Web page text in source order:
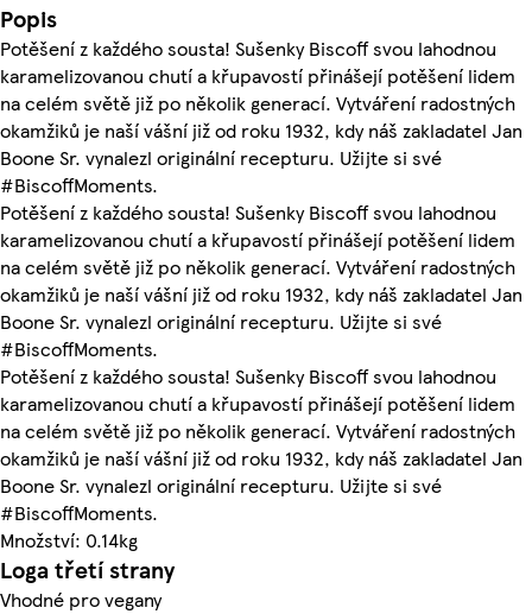
Popis
Potěšení z každého sousta! Sušenky Biscoff svou lahodnou
karamelizovanou chutí a křupavostí přinášejí potěšení lidem
na celém světě již po několik generací. Vytváření radostných
okamžiků je naší vášní již od roku 1932, kdy náš zakladatel Jan
Boone Sr. vynalezl originální recepturu. Užijte si své
#BiscoffMoments.
Potěšení z každého sousta! Sušenky Biscoff svou lahodnou
karamelizovanou chutí a křupavostí přinášejí potěšení lidem
na celém světě již po několik generací. Vytváření radostných
okamžiků je naší vášní již od roku 1932, kdy náš zakladatel Jan
Boone Sr. vynalezl originální recepturu. Užijte si své
#BiscoffMoments.
Potěšení z každého sousta! Sušenky Biscoff svou lahodnou
karamelizovanou chutí a křupavostí přinášejí potěšení lidem
na celém světě již po několik generací. Vytváření radostných
okamžiků je naší vášní již od roku 1932, kdy náš zakladatel Jan
Boone Sr. vynalezl originální recepturu. Užijte si své
#BiscoffMoments.
Množství: 0.14kg
Loga třetí strany
Vhodné pro vegany